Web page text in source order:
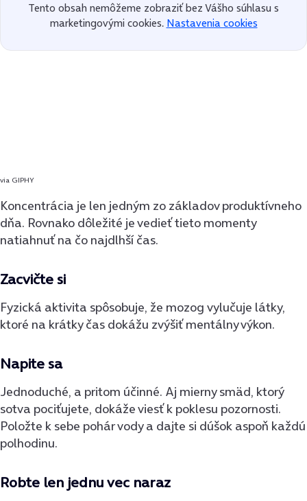
Tento obsah nemôžeme zobraziť bez Vášho súhlasu s
marketingovými cookies. Nastavenia cookies
via GIPHY
Koncentrácia je len jedným zo základov produktívneho
dňa. Rovnako dôležité je vedieť tieto momenty
natiahnuť na čo najdlhší čas.
Zacvičte si
Fyzická aktivita spôsobuje, že mozog vylučuje látky,
ktoré na krátky čas dokážu zvýšiť mentálny výkon.
Napite sa
Jednoduché, a pritom účinné. Aj mierny smäd, ktorý
sotva pociťujete, dokáže viesť k poklesu pozornosti.
Položte k sebe pohár vody a dajte si dúšok aspoň každú
polhodinu.
Robte len jednu vec naraz